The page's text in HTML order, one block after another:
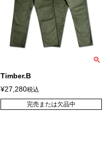
Timber.B
¥27,280税込
完売または欠品中